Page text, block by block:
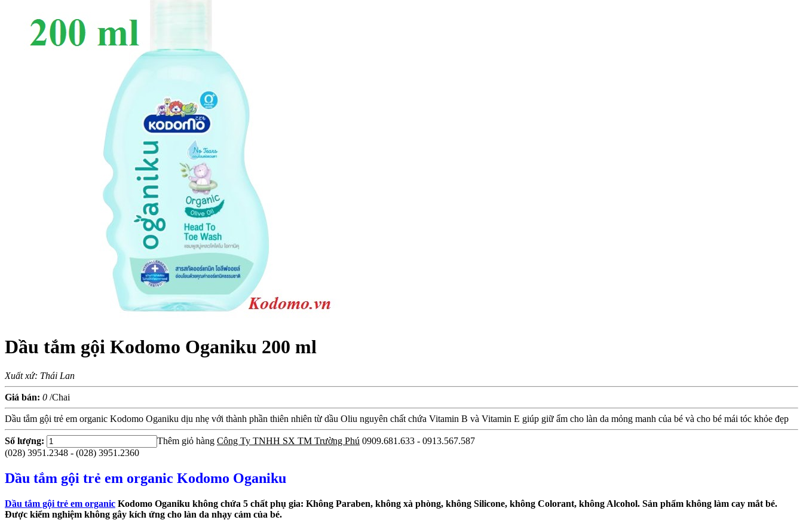
Dầu tắm gội Kodomo Oganiku 200 ml
Xuất xứ: Thái Lan
Giá bán: 0 /Chai
Dầu tắm gội trẻ em organic Kodomo Oganiku dịu nhẹ với thành phần thiên nhiên từ dầu Oliu nguyên chất chứa Vitamin B và Vitamin E giúp giữ ẩm cho làn da mỏng manh của bé và cho bé mái tóc khỏe đẹp
Số lượng: Thêm giỏ hàng Công Ty TNHH SX TM Trường Phú 0909.681.633 - 0913.567.587
(028) 3951.2348 - (028) 3951.2360
Dầu tắm gội trẻ em organic Kodomo Oganiku
Dầu tắm gội trẻ em organic Kodomo Oganiku không chứa 5 chất phụ gia: Không Paraben, không xà phòng, không Silicone, không Colorant, không Alcohol. Sản phẩm không làm cay mắt bé.
Được kiểm nghiệm không gây kích ứng cho làn da nhạy cảm của bé.